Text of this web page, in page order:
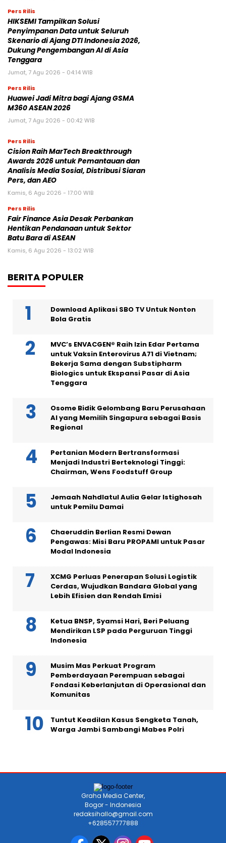
Pers Rilis
HIKSEMI Tampilkan Solusi
Penyimpanan Data untuk Seluruh
Skenario di Ajang DTI Indonesia 2026,
Dukung Pengembangan AI di Asia
Tenggara
Jumat, 7 Agu 2026 - 04:14 WIB
Pers Rilis
Huawei Jadi Mitra bagi Ajang GSMA
M360 ASEAN 2026
Jumat, 7 Agu 2026 - 00:42 WIB
Pers Rilis
Cision Raih MarTech Breakthrough
Awards 2026 untuk Pemantauan dan
Analisis Media Sosial, Distribusi Siaran
Pers, dan AEO
Kamis, 6 Agu 2026 - 17:00 WIB
Pers Rilis
Fair Finance Asia Desak Perbankan
Hentikan Pendanaan untuk Sektor
Batu Bara di ASEAN
Kamis, 6 Agu 2026 - 13:02 WIB
BERITA POPULER
Download Aplikasi SBO TV Untuk Nonton
Bola Gratis
MVC’s ENVACGEN® Raih Izin Edar Pertama
untuk Vaksin Enterovirus A71 di Vietnam;
Bekerja Sama dengan Substipharm
Biologics untuk Ekspansi Pasar di Asia
Tenggara
Osome Bidik Gelombang Baru Perusahaan
AI yang Memilih Singapura sebagai Basis
Regional
Pertanian Modern Bertransformasi
Menjadi Industri Berteknologi Tinggi:
Chairman, Wens Foodstuff Group
Jemaah Nahdlatul Aulia Gelar Istighosah
untuk Pemilu Damai
Chaeruddin Berlian Resmi Dewan
Pengawas: Misi Baru PROPAMI untuk Pasar
Modal Indonesia
XCMG Perluas Penerapan Solusi Logistik
Cerdas, Wujudkan Bandara Global yang
Lebih Efisien dan Rendah Emisi
Ketua BNSP, Syamsi Hari, Beri Peluang
Mendirikan LSP pada Perguruan Tinggi
Indonesia
Musim Mas Perkuat Program
Pemberdayaan Perempuan sebagai
Fondasi Keberlanjutan di Operasional dan
Komunitas
Tuntut Keadilan Kasus Sengketa Tanah,
Warga Jambi Sambangi Mabes Polri
Graha Media Center,
Bogor - Indonesia
redaksihallo@gmail.com
+628557777888